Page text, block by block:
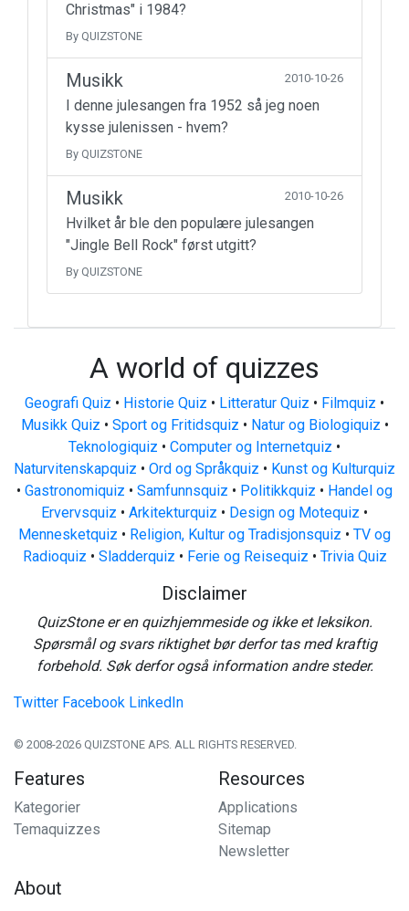
Christmas" i 1984?
By QUIZSTONE
Musikk 2010-10-26
I denne julesangen fra 1952 så jeg noen
kysse julenissen - hvem?
By QUIZSTONE
Musikk 2010-10-26
Hvilket år ble den populære julesangen
"Jingle Bell Rock" først utgitt?
By QUIZSTONE
A world of quizzes
Geografi Quiz • Historie Quiz • Litteratur Quiz • Filmquiz •
Musikk Quiz • Sport og Fritidsquiz • Natur og Biologiquiz •
Teknologiquiz • Computer og Internetquiz •
Naturvitenskapquiz • Ord og Språkquiz • Kunst og Kulturquiz
• Gastronomiquiz • Samfunnsquiz • Politikkquiz • Handel og
Ervervsquiz • Arkitekturquiz • Design og Motequiz •
Mennesketquiz • Religion, Kultur og Tradisjonsquiz • TV og
Radioquiz • Sladderquiz • Ferie og Reisequiz • Trivia Quiz
Disclaimer
QuizStone er en quizhjemmeside og ikke et leksikon.
Spørsmål og svars riktighet bør derfor tas med kraftig
forbehold. Søk derfor også information andre steder.
Twitter Facebook LinkedIn
© 2008-2026 QUIZSTONE APS. ALL RIGHTS RESERVED.
Features
Kategorier
Temaquizzes
Resources
Applications
Sitemap
Newsletter
About